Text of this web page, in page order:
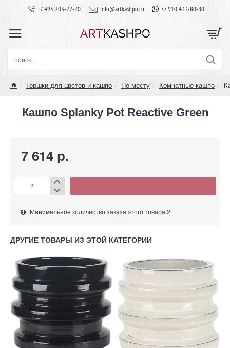
+7 495 203-22-20 info@artkashpo.ru +7 910 433-80-80
поиск...
Горшки для цветов и кашпо По месту Комнатные кашпо
Кашпо Splanky Pot Reactive Green
7 614 р.
Минимальное количество заказа этого товара 2
ДРУГИЕ ТОВАРЫ ИЗ ЭТОЙ КАТЕГОРИИ